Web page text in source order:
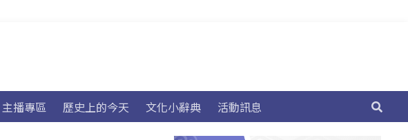
主播專區 歷史上的今天 文化小辭典 活動訊息